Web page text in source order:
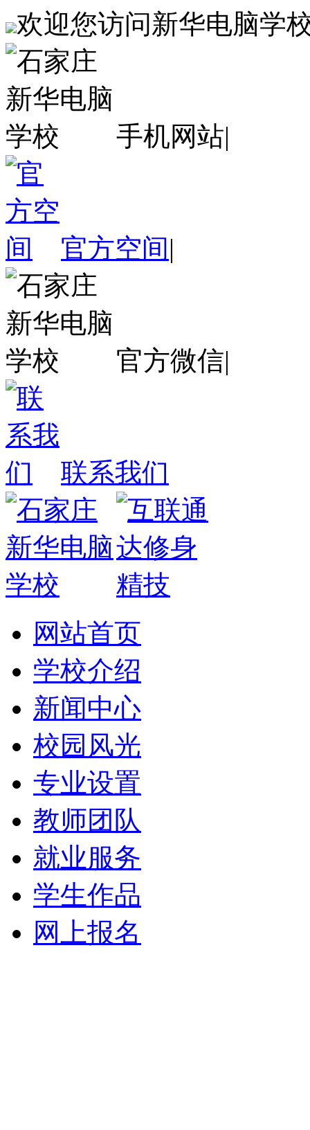
欢迎您访问新华电脑学
手机网站|
官方空间|
官方微信|
联系我们
网站首页
学校介绍
新闻中心
校园风光
专业设置
教师团队
就业服务
学生作品
网上报名